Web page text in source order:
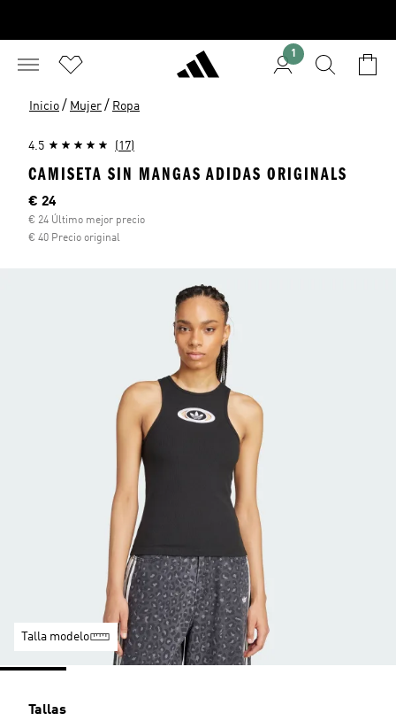
1
Inicio / Mujer / Ropa
4.5 (17)
CAMISETA SIN MANGAS ADIDAS ORIGINALS
Precio actual
€ 24
€ 24 Último mejor precio
€ 40 Precio original
Talla modelo
Tallas